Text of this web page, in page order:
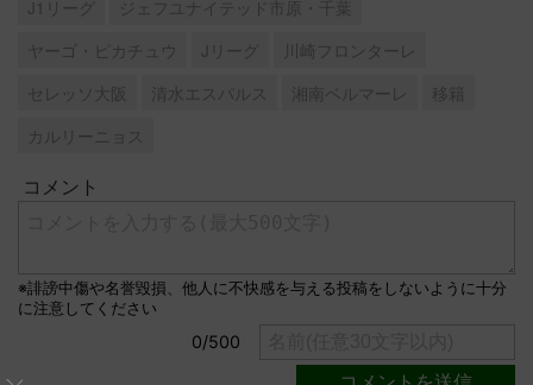
J1リーグ
ジェフユナイテッド市原・千葉
ヤーゴ・ピカチュウ
Jリーグ
川崎フロンターレ
セレッソ大阪
清水エスパルス 湘南ベルマーレ
移籍
カルリーニョス